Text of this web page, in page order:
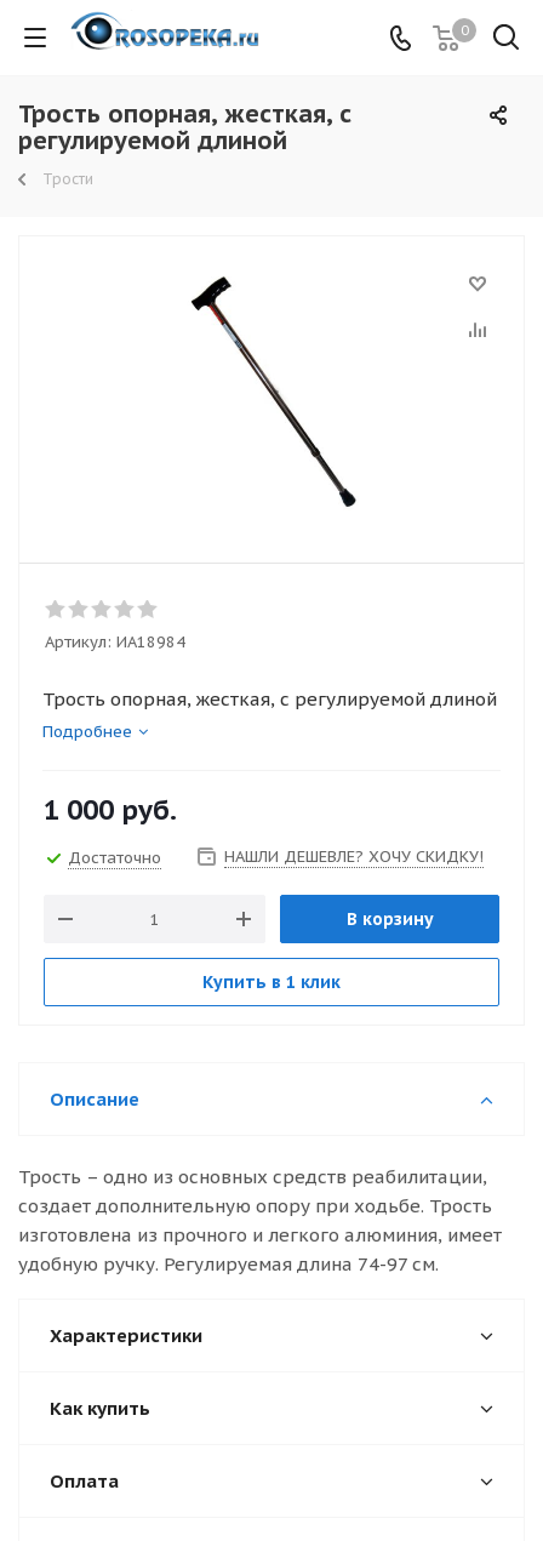
0
Трость опорная, жесткая, с
регулируемой длиной
Трости
Артикул: ИА18984
Трость опорная, жесткая, с регулируемой длиной
Подробнее
1 000 руб.
Достаточно НАШЛИ ДЕШЕВЛЕ? ХОЧУ СКИДКУ!
В корзину
Купить в 1 клик
Описание
Трость – одно из основных средств реабилитации,
создает дополнительную опору при ходьбе. Трость
изготовлена из прочного и легкого алюминия, имеет
удобную ручку. Регулируемая длина 74-97 см.
Характеристики
Как купить
Оплата